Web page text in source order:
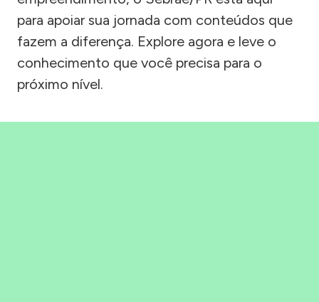
para apoiar sua jornada com conteúdos que
fazem a diferença. Explore agora e leve o
conhecimento que você precisa para o
próximo nível.